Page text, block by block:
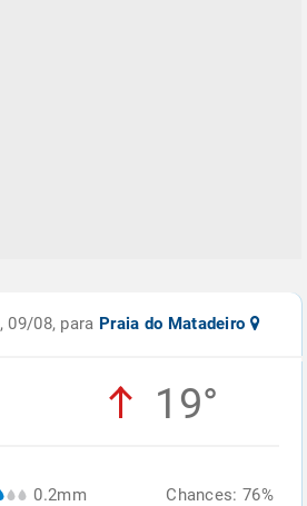
09/08, para Praia do Matadeiro
19°
0.2mm
Chances: 76%